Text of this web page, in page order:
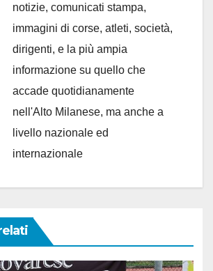
notizie, comunicati stampa,
immagini di corse, atleti, società,
dirigenti, e la più ampia
informazione su quello che
accade quotidianamente
nell'Alto Milanese, ma anche a
livello nazionale ed
internazionale